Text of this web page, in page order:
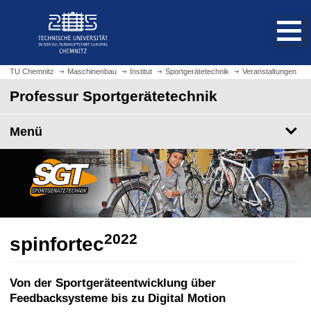
z
m
t
e
i
t
u
e
TU Chemnitz Maschinenbau Institut Sportgerätetechnik Veranstaltungen
Professur Sportgerätetechnik
Menü
spinfortec2022
Von der Sportgeräteentwicklung über
Feedbacksysteme bis zu Digital Motion